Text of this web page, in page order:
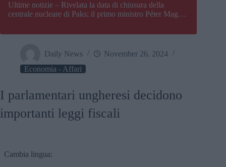
Ultime notizie – Rivelata la data di chiusura della
centrale nucleare di Paks; il primo ministro Péter Magyar
Daily News
November 26, 2024
Economia - Affari
I parlamentari ungheresi decidono
importanti leggi fiscali
Cambia lingua: